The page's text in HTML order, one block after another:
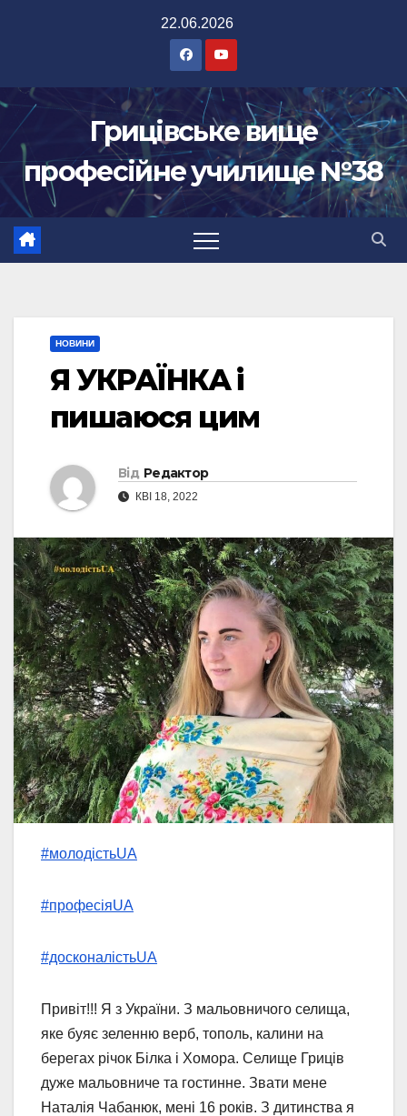
22.06.2026
Грицівське вище
професійне училище №38
НОВИНИ
Я УКРАЇНКА і
пишаюся цим
Від Редактор
КВІ 18, 2022
#молодістьUA
#професіяUA
#досконалістьUA
Привіт!!! Я з України. З мальовничого селища,
яке буяє зеленню верб, тополь, калини на
берегах річок Білка і Хомора. Селище Гриців
дуже мальовниче та гостинне. Звати мене
Наталія Чабанюк, мені 16 років. З дитинства я